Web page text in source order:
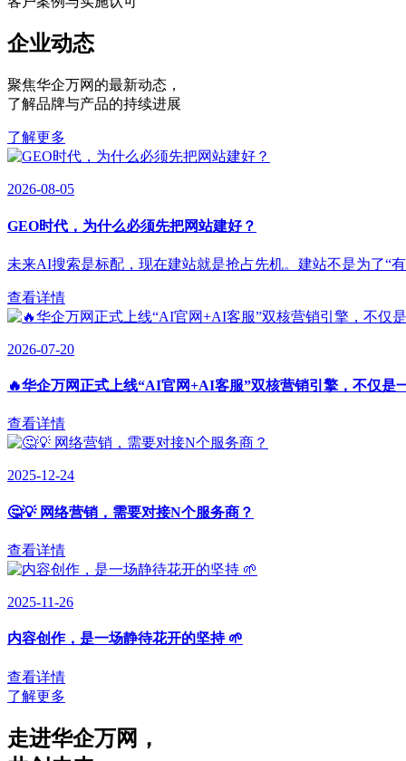
企业动态
聚焦华企万网的最新动态 ，
了解品牌与产品的持续进展
了解更多
2026-08-05
GEO时代，为什么必须先把网站建好？
未来AI搜索是标配，现在建站就是抢占先机。建站不是为了“
查看详情
2026-07-20
🔥华企万网正式上线“AI官网+AI客服”双核营销引擎，不仅是
查看详情
2025-12-24
🤔💡 网络营销，需要对接N个服务商？
查看详情
2025-11-26
内容创作，是一场静待花开的坚持 🌱
查看详情
了解更多
走进华企万网 ，